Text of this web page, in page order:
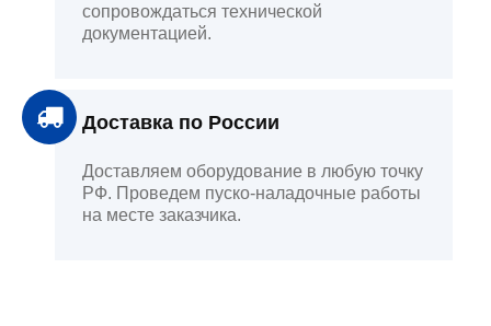
сопровождаться технической
документацией.
Доставка по России
Доставляем оборудование в любую точку
РФ. Проведем пуско-наладочные работы
на месте заказчика.